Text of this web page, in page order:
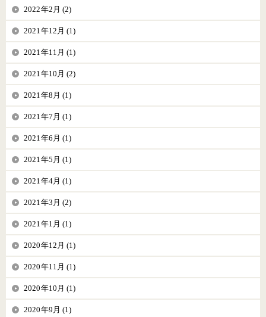
2022年2月 (2)
2021年12月 (1)
2021年11月 (1)
2021年10月 (2)
2021年8月 (1)
2021年7月 (1)
2021年6月 (1)
2021年5月 (1)
2021年4月 (1)
2021年3月 (2)
2021年1月 (1)
2020年12月 (1)
2020年11月 (1)
2020年10月 (1)
2020年9月 (1)